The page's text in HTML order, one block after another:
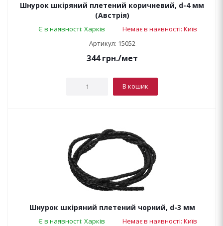
Шнурок шкіряний плетений коричневий, d-4 мм
(Австрія)
Є в наявності: Харків
Немає в наявності: Київ
Артикул: 15052
344грн./мет
В кошик
Шнурок шкіряний плетений чорний, d-3 мм
Є в наявності: Харків
Немає в наявності: Київ